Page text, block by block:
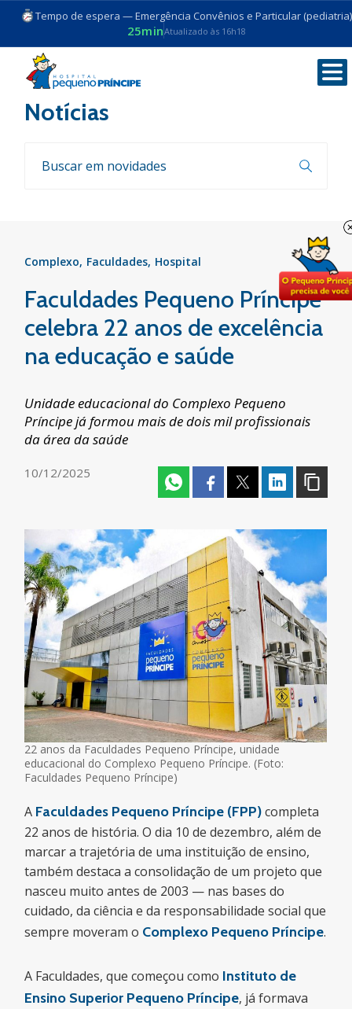
Tempo de espera — Emergência Convênios e Particular
25minAtualizado às 16h18
Voltar
Notícias
Complexo Faculdades Hospital
Faculdades Pequeno Príncipe
celebra 22 anos de excelência
na educação e saúde
Unidade educacional do Complexo Pequeno
Príncipe já formou mais de dois mil profissionais
da área da saúde
10/12/2025
22 anos da Faculdades Pequeno Príncipe, unidade
educacional do Complexo Pequeno Príncipe. (Foto:
Faculdades Pequeno Príncipe)
A Faculdades Pequeno Príncipe (FPP)completa
22 anos de história. O dia 10 de dezembro, além de
marcar a trajetória de uma instituição de ensino,
também destaca a consolidação de um projeto que
nasceu muito antes de 2003 — nas bases do
cuidado, da ciência e da responsabilidade social que
sempre moveram o Complexo Pequeno Príncipe.
A Faculdades, que começou como Instituto de
Ensino Superior Pequeno Príncipe, já formava